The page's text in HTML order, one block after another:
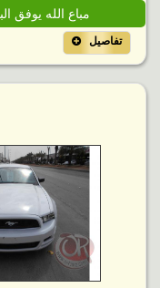
مباع الله يوفق
تفاصيل